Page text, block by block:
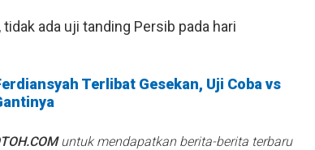
ada uji tanding Persib pada hari
Terlibat Gesekan, Uji Coba vs
untuk mendapatkan berita-berita terbaru